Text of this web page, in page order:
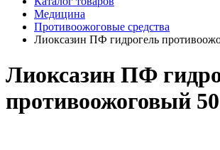
Медицина
Противоожоговые средства
Лиоксазин ПФ гидрогель
Лиоксазин ПФ
противоожоговый